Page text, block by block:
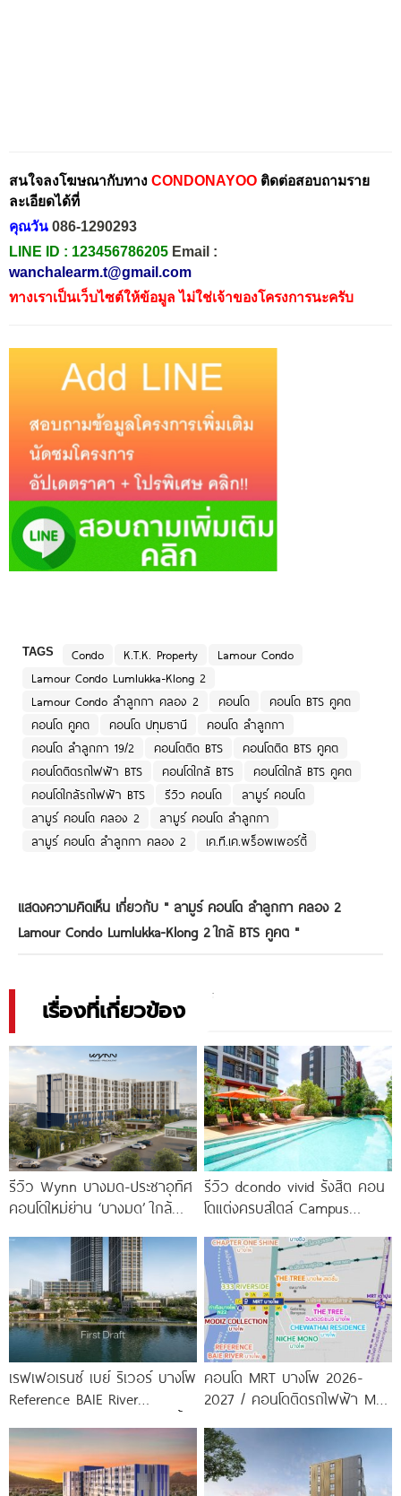
สนใจลงโฆษณากับทาง CONDONAYOO ติดต่อสอบถามราย
ละเอียดได้ที่
คุณวัน 086-1290293
LINE ID : 123456786205 Email :
wanchalearm.t@gmail.com
ทางเราเป็นเว็บไซต์ให้ข้อมูล ไม่ใช่เจ้าของโครงการนะครับ
TAGS Condo K.T.K. Property
Lamour Condo
Lamour Condo Lumlukka-Klong 2
Lamour Condo ลำลูกกา คลอง 2
คอนโด
คอนโด BTS คูคต
คอนโด คูคต
คอนโด ปทุมธานี
คอนโด ลำลูกกา
คอนโด ลำลูกกา 19/2
คอนโดติด BTS
คอนโดติด BTS คูคต
คอนโดติดรถไฟฟ้า BTS
คอนโดใกล้ BTS
คอนโดใกล้ BTS คูคต
คอนโดใกล้รถไฟฟ้า BTS
รีวิว คอนโด
ลามูร์ คอนโด
ลามูร์ คอนโด คลอง 2
ลามูร์ คอนโด ลำลูกกา
ลามูร์ คอนโด ลำลูกกา คลอง 2
เค.ที.เค.พร็อพเพอร์ตี้
แสดงความคิดเห็น เกี่ยวกับ " ลามูร์ คอนโด ลำลูกกา คลอง 2
Lamour Condo Lumlukka-Klong 2 ใกล้ BTS คูคต "
เรื่องที่เกี่ยวข้อง
รีวิว Wynn บางมด-ประชาอุทิศ
คอนโดใหม่ย่าน ‘บางมด’ ใกล้
สายสีม่วง
รีวิว dcondo vivid รังสิต คอน
โดแต่งครบสไตล์ Campus
พร้อมรับ-ส่ง
เรฟเฟอเรนซ์ เบย์ ริเวอร์ บางโพ
Reference BAIE River
จาก
คอนโด MRT บางโพ 2026-
2027 / คอนโดติดรถไฟฟ้า MRT